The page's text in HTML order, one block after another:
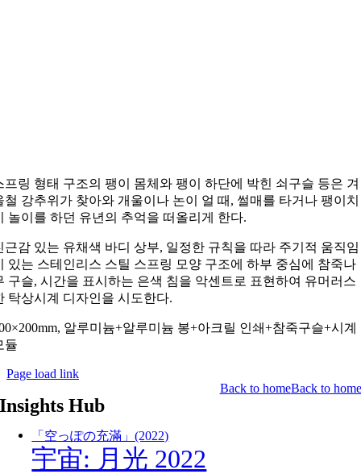
프링 형태 구조의 팽이 몸체와 팽이 하단에 박힌 쇠구슬 등은 겨
철 강추위가 찾아와 개울이나 논이 얼 때, 썰매를 타거나 팽이치
놀이를 하던 유년의 추억을 떠올리게 한다.
근감 있는 유채색 바디 상부, 일정한 규칙을 따라 주기적 움직임
있는 스테인리스 스틸 스프링 모양 구조에 하부 중심에 참죽나
구슬,시간을 표시하는 은색 침을 악센트로 표현하여 유머러스
탁상시계 디자인을 시도한다.
알루미늄+알루미늄 봉+아크릴 인쇄+참죽구슬+시계
듈
Page load link
Back to homeBack to home
Insights Hub
「空っぽの充滿」(2022)
宇宙: 月光 2022